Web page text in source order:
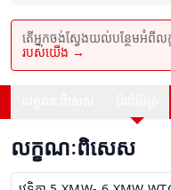
តើអ្នកចង់ស្វែងយល់បន្ថែមអំពី
របស់យើង →
លក្ខណៈពិសេស